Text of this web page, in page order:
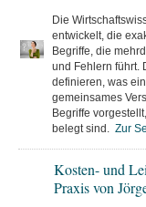
Die
entwickelt, die
Begriffe, die
und Fehlern führt.
definieren, was
gemeinsames
Begriffe
belegt sind. Zur
Kosten- und
Praxis von